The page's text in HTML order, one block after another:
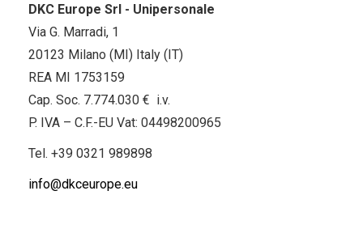
DKC Europe Srl - Unipersonale
Via G. Marradi, 1
20123 Milano (MI) Italy (IT)
REA MI 1753159
Cap. Soc. 7.774.030 € i.v.
P. IVA – C.F.-EU Vat: 04498200965
Tel. +39 0321 989898
info@dkceurope.eu